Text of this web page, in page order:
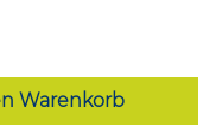
Warenkorb